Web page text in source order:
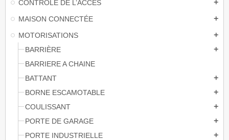
CONTRÔLE DE L’ACCÈS add
MAISON CONNECTÉE add
MOTORISATIONS add
BARRIÈRE add
BARRIERE A CHAINE
BATTANT
add
BORNE ESCAMOTABLE add
COULISSANT add
PORTE DE GARAGE add
PORTE INDUSTRIELLE add